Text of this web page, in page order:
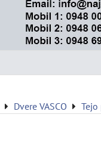
Dvere VASCO Tejo